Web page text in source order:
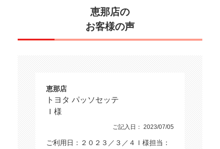
恵那店の
お客様の声
恵那店
トヨタ パッソセッテ
Ｉ様
ご記入日： 2023/07/05
ご利用日：２０２３／３／４Ｉ様担当：